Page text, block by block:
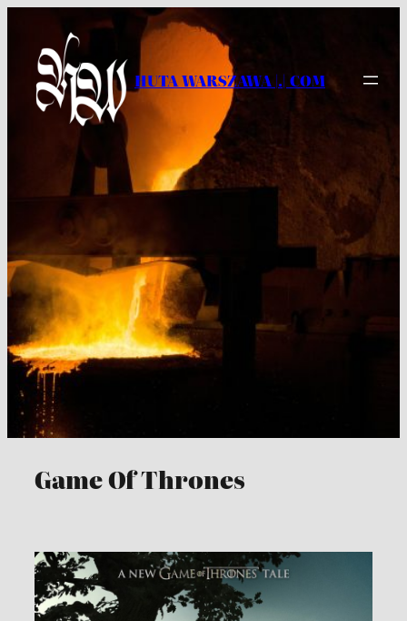
treści
HUTA WARSZAWA |.| COM
Game Of Thrones